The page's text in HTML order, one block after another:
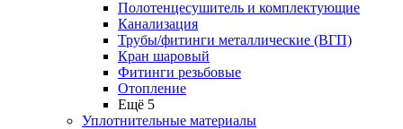
Полотенцесушитель и комплектующие
Канализация
Трубы/фитинги металлические (ВГП)
Кран шаровый
Фитинги резьбовые
Отопление
Ещё 5
Уплотнительные материалы